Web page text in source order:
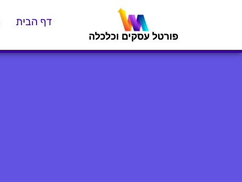
דף הבית